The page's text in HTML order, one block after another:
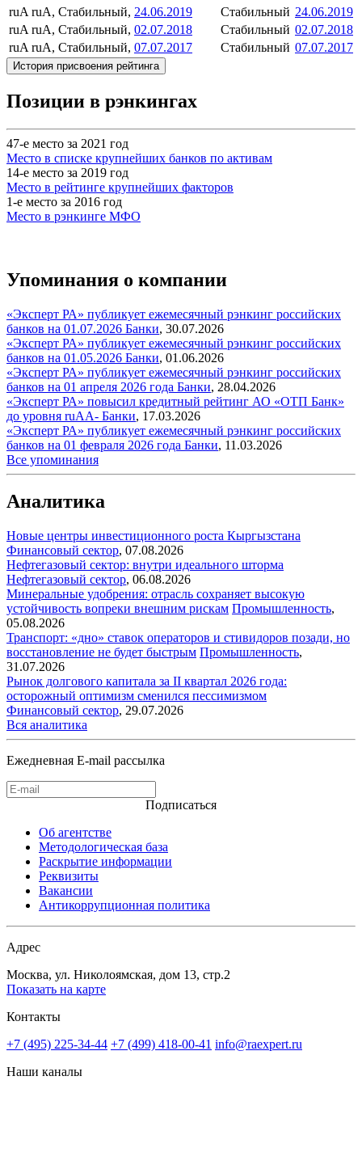
ruA ruA, Стабильный, 24.06.2019 Стабильный 24.06.2019
ruA ruA, Стабильный, 02.07.2018 Стабильный 02.07.2018
ruA ruA, Стабильный, 07.07.2017 Стабильный 07.07.2017
История присвоения рейтинга
Позиции в рэнкингах
47-е место за 2021 год
Место в списке крупнейших банков по активам
14-е место за 2019 год
Место в рейтинге крупнейших факторов
1-е место за 2016 год
Место в рэнкинге МФО
Упоминания о компании
«Эксперт РА» публикует ежемесячный рэнкинг российских
банков на 01.07.2026 Банки, 30.07.2026
«Эксперт РА» публикует ежемесячный рэнкинг российских
банков на 01.05.2026 Банки, 01.06.2026
«Эксперт РА» публикует ежемесячный рэнкинг российских
банков на 01 апреля 2026 года Банки, 28.04.2026
«Эксперт РА» повысил кредитный рейтинг АО «ОТП Банк»
до уровня ruAA- Банки, 17.03.2026
«Эксперт РА» публикует ежемесячный рэнкинг российских
банков на 01 февраля 2026 года Банки, 11.03.2026
Все упоминания
Аналитика
Новые центры инвестиционного роста Кыргызстана
Финансовый сектор, 07.08.2026
Нефтегазовый сектор: внутри идеального шторма
Нефтегазовый сектор, 06.08.2026
Минеральные удобрения: отрасль сохраняет высокую
устойчивость вопреки внешним рискам Промышленность,
05.08.2026
Транспорт: «дно» ставок операторов и стивидоров позади, но
восстановление не будет быстрым Промышленность,
31.07.2026
Рынок долгового капитала за II квартал 2026 года:
осторожный оптимизм сменился пессимизмом
Финансовый сектор, 29.07.2026
Вся аналитика
Ежедневная E-mail рассылка
Подписаться
Об агентстве
Методологическая база
Раскрытие информации
Реквизиты
Вакансии
Антикоррупционная политика
Адрес
Москва, ул. Николоямская, дом 13, стр.2
Показать на карте
Контакты
+7 (495) 225-34-44 +7 (499) 418-00-41 info@raexpert.ru
Наши каналы